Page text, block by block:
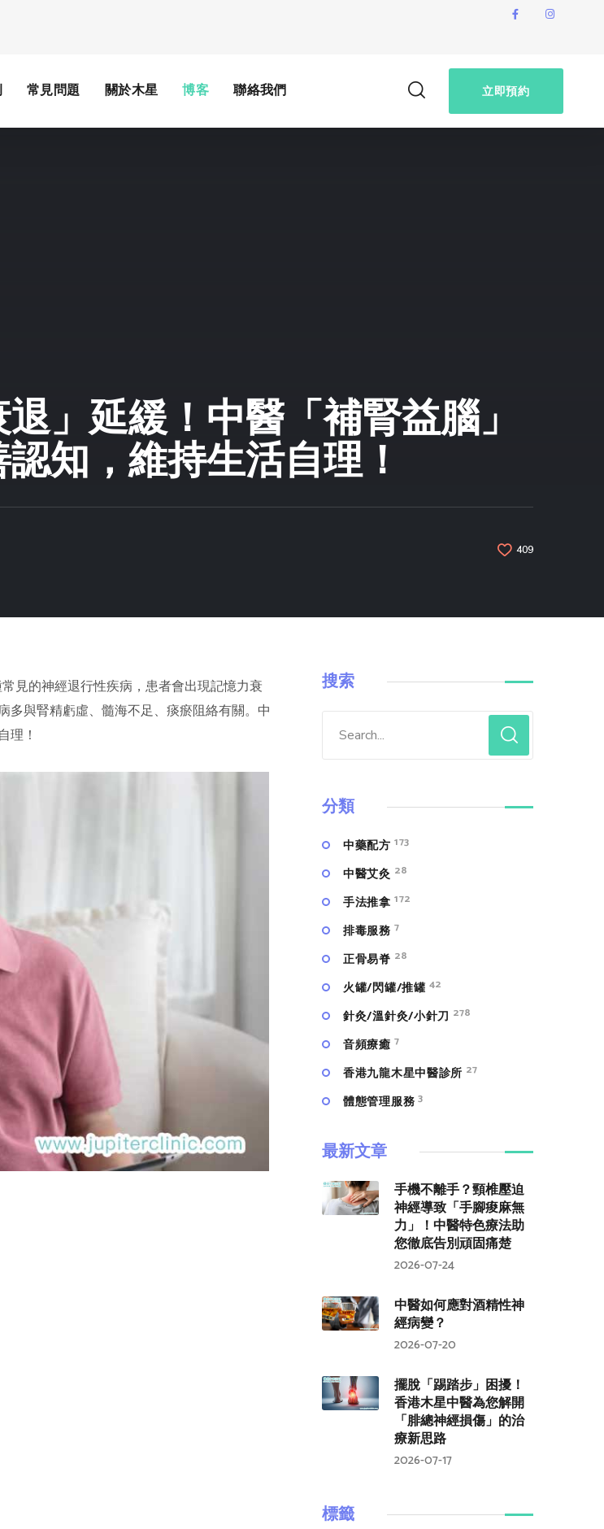
常見問題 關於木星 博客 聯絡我們 立即預約
」延緩！中醫「補腎益腦」
知，維持生活自理！
409
見的神經退行性疾病，患者會出現記憶力衰
多與腎精虧虛、髓海不足、痰瘀阻絡有關。中
理！
搜索
分類
中藥配方 173
中醫艾灸 28
手法推拿 172
排毒服務 7
正骨易脊 28
火罐/閃罐/推罐 42
針灸/溫針灸/小針刀 278
⾳頻療癒 7
香港九龍木星中醫診所 27
體態管理服務 3
最新文章
手機不離手？頸椎壓迫
神經導致「手腳痠麻無
力」！中醫特色療法助
您徹底告別頑固痛楚
2026-07-24
中醫如何應對酒精性神
經病變？
2026-07-20
擺脫「踢踏步」困擾！
香港木星中醫為您解開
「腓總神經損傷」的治
療新思路
2026-07-17
標籤